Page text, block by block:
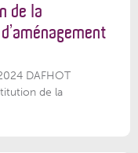
de la
DAFHOT
de la